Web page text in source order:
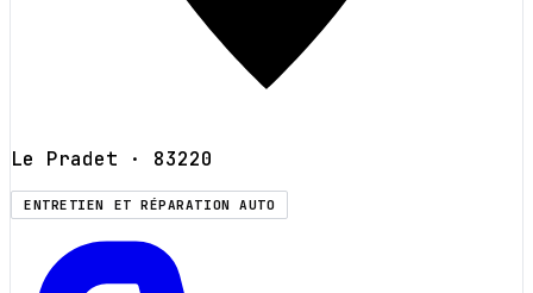
Le Pradet · 83220
ENTRETIEN ET RÉPARATION AUTO